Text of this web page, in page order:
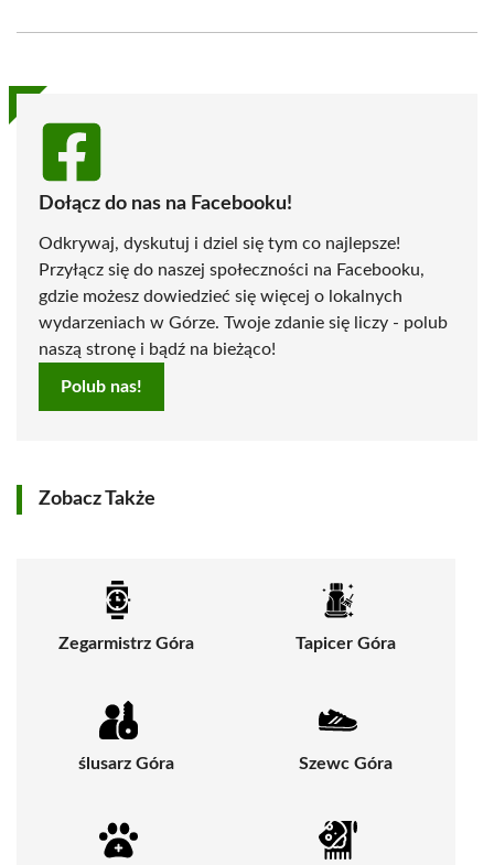
(Twitter)
Dołącz do nas na Facebooku!
Odkrywaj, dyskutuj i dziel się tym co najlepsze!
Przyłącz się do naszej społeczności na Facebooku,
gdzie możesz dowiedzieć się więcej o lokalnych
wydarzeniach w Górze. Twoje zdanie się liczy - polub
naszą stronę i bądź na bieżąco!
Polub nas!
Zobacz Także
Zegarmistrz Góra Tapicer Góra
ślusarz Góra Szewc Góra